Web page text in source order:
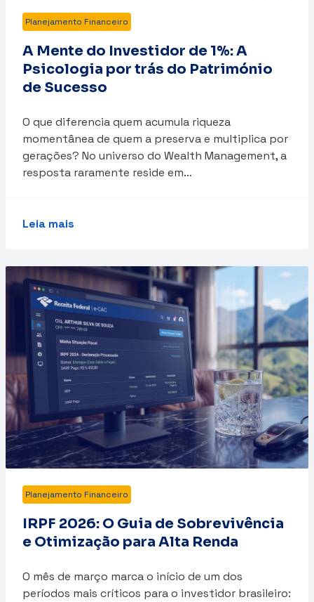
Planejamento Financeiro
A Mente do Investidor de 1%: A
Psicologia por trás do Património
de Sucesso
O que diferencia quem acumula riqueza
momentânea de quem a preserva e multiplica por
gerações? No universo do Wealth Management, a
resposta raramente reside em…
Leia mais
Planejamento Financeiro
IRPF 2026: O Guia de Sobrevivência
e Otimização para Alta Renda
O mês de março marca o início de um dos
períodos mais críticos para o investidor brasileiro: